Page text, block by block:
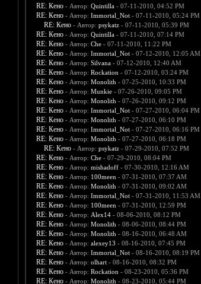
RE: Кено - Автор: Quintilla- 07-11-2010, 04:52 PM
RE: Кено - Автор: Immortal_Not- 07-11-2010, 05:24 PM
RE: Кено - Автор: psykatz- 07-11-2010, 05:39 PM
RE: Кено - Автор: Quintilla- 07-11-2010, 07:14 PM
RE: Кено - Автор: Che- 07-11-2010, 11:22 PM
RE: Кено - Автор: Immortal_Not- 07-12-2010, 12:05 AM
RE: Кено - Автор: Silvana- 07-12-2010, 12:40 AM
RE: Кено - Автор: Rockation - 07-12-2010, 03:24 PM
RE: Кено - Автор: Monolith - 07-25-2010, 10:33 PM
RE: Кено - Автор: Munkie- 07-26-2010, 09:05 PM
RE: Кено - Автор: Monolith - 07-26-2010, 09:12 PM
RE: Кено - Автор: Immortal_Not- 07-27-2010, 06:04 PM
RE: Кено - Автор: Monolith - 07-27-2010, 06:10 PM
RE: Кено - Автор: Immortal_Not- 07-27-2010, 06:16 PM
RE: Кено - Автор: Monolith - 07-27-2010, 06:18 PM
RE: Кено - Автор: psykatz- 07-29-2010, 07:52 PM
RE: Кено - Автор: Che- 07-29-2010, 08:04 PM
RE: Кено - Автор: mishadoff- 07-30-2010, 12:16 AM
RE: Кено - Автор: 100meen - 07-31-2010, 07:37 AM
RE: Кено - Автор: Monolith - 07-31-2010, 09:02 AM
RE: Кено - Автор: Immortal_Not- 07-31-2010, 11:53 AM
RE: Кено - Автор: 100meen - 07-31-2010, 12:59 PM
RE: Кено - Автор: Alex14- 08-06-2010, 08:12 PM
RE: Кено - Автор: Monolith - 08-06-2010, 08:44 PM
RE: Кено - Автор: Monolith - 08-16-2010, 06:48 AM
RE: Кено - Автор: alexey13 - 08-16-2010, 07:45 PM
RE: Кено - Автор: Immortal_Not- 08-16-2010, 08:19 PM
RE: Кено - Автор: olhart- 08-16-2010, 08:32 PM
RE: Кено - Автор: Rockation - 08-23-2010, 05:36 PM
RE: Кено - Автор: Monolith - 08-23-2010, 05:44 PM